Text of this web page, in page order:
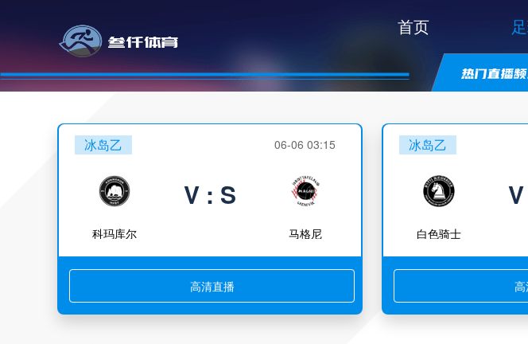
首页
冰岛乙 06-06 03:15
科玛库尔
V : S
马格尼
高清直播
冰岛乙
白色骑士